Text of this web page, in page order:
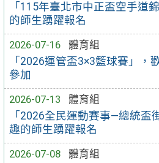
「115年臺北市中正盃空手道
的師生踴躍報名
2026-07-16
體育組
「2026運管盃3×3籃球賽」，
參加
2026-07-13
體育組
「2026全民運動賽事—總統盃
趣的師生踴躍報名
2026-07-08
體育組